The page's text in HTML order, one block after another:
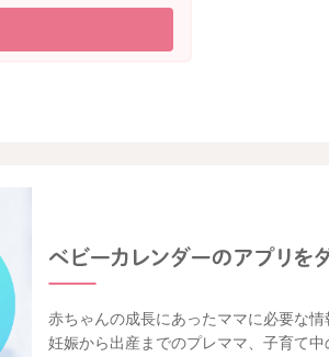
赤ちゃんの成長にあったママに必要な情
妊娠から出産までのプレママ、子育て